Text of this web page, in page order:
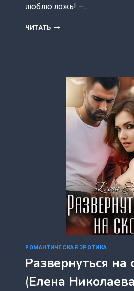
люблю ложь! —…
ЧИТАТЬ НЕ
РОМАНТИЧЕСКАЯ ЭРОТИКА
Развернуться на
(Елена